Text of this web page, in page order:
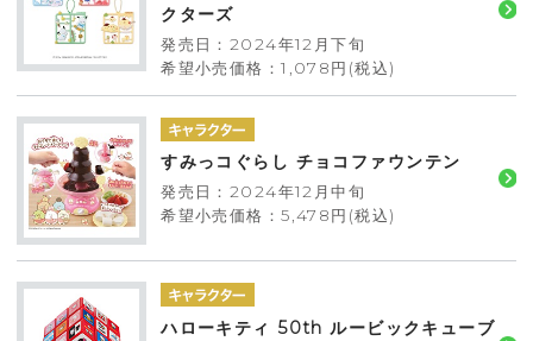
クターズ
発売日：2024年12月下旬
希望小売価格：1,078円(税込)
すみっコぐらし チョコファウンテン
発売日：2024年12月中旬
希望小売価格：5,478円(税込)
ハローキティ 50th ルービックキューブ